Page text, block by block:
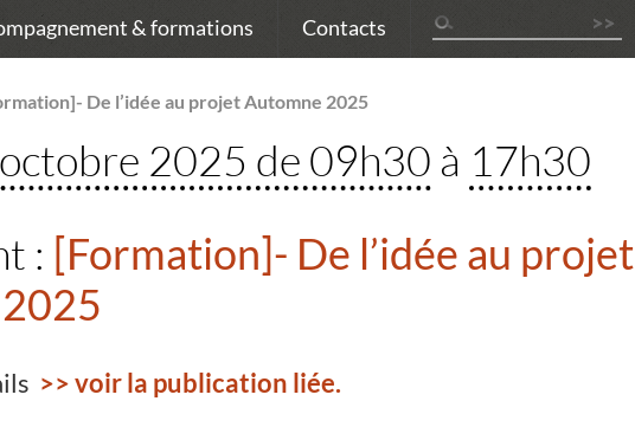
& formations Contacts
De l’idée au projet Automne 2025
2025 de 09h30 à 17h30
: [Formation]- De l’idée au projet
>> voir la publication liée.